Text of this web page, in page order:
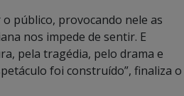
público, provocando nele as
nos impede de sentir. E
pela tragédia, pelo drama e
foi construído”, finaliza o